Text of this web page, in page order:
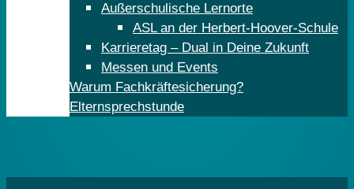
Außerschulische Lernorte
ASL an der Herbert-Hoover-Schule
Karrieretag – Dual in Deine Zukunft
Messen und Events
Warum Fachkräftesicherung?
Elternsprechstunde